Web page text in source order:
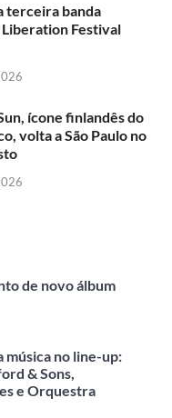
terceira banda
Festival
ícone finlandês do
volta a São Paulo no
de novo álbum
música no line-up:
& Sons,
e Orquestra